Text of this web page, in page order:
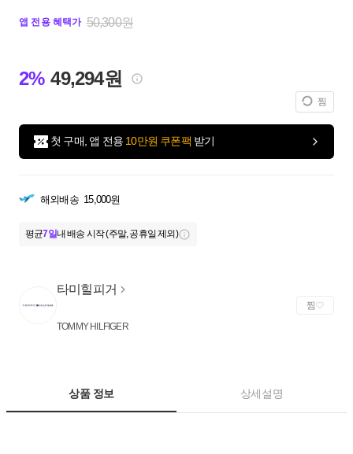
앱 전용 혜택가 50,300원
2% 49,294원
찜
첫 구매, 앱 전용 10만원 쿠폰팩 받기
해외배송 15,000원
평균7일내 배송 시작 (주말, 공휴일 제외)
타미힐피거
TOMMY HILFIGER
찜
상품 정보 상세설명